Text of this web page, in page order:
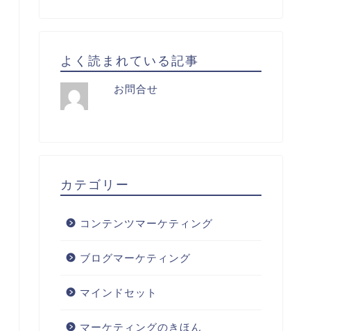
よく読まれている記事
お問合せ
カテゴリー
コンテンツマーケティング
ブログマーケティング
マインドセット
マーケティングのきほん